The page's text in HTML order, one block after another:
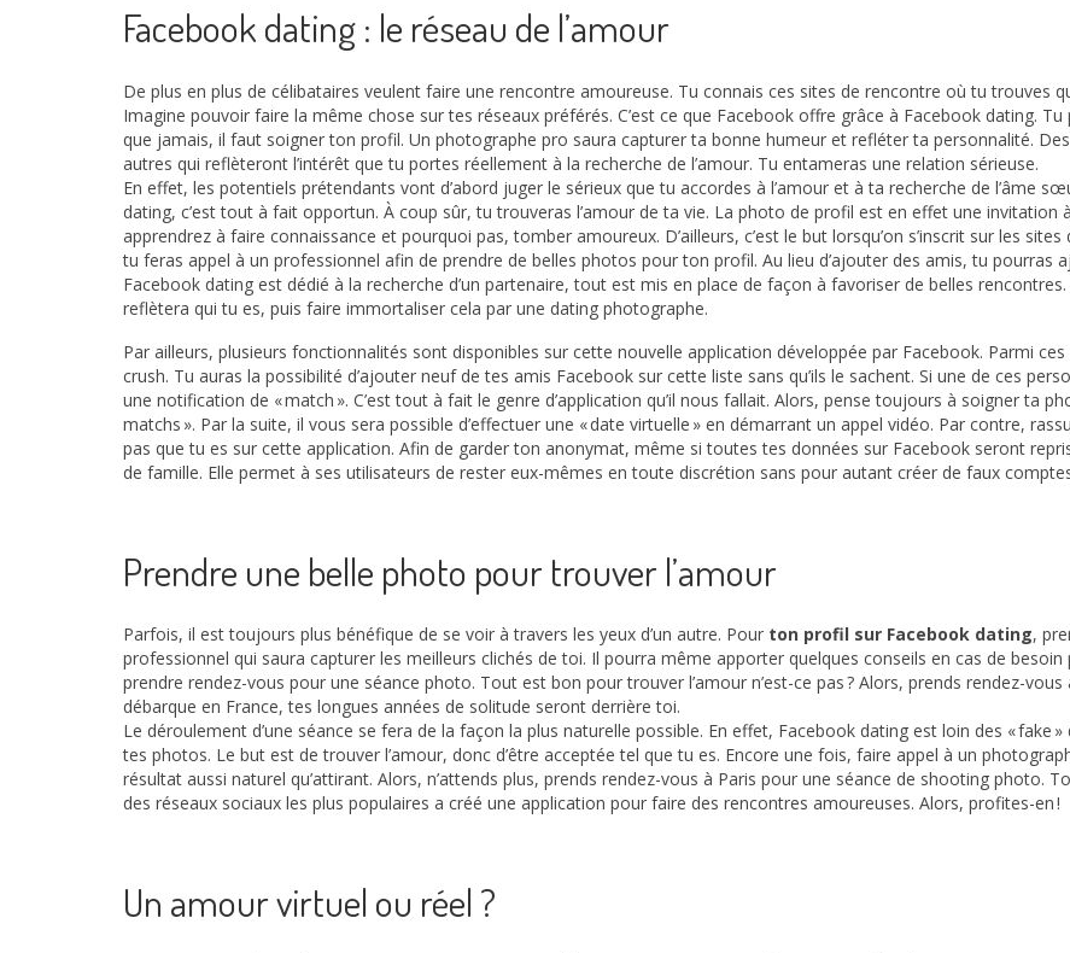
Facebook dating : le réseau de l’amour
De plus en plus de célibataires veulent faire une rencontre amoureuse. Tu connais ces sites de rencontre où tu trouves
Imagine pouvoir faire la même chose sur tes réseaux préférés. C’est ce que Facebook offre grâce à Facebook dating.
que jamais, il faut soigner ton profil. Un photographe pro saura capturer ta bonne humeur et refléter ta personnalité.
autres qui reflèteront l’intérêt que tu portes réellement à la recherche de l’amour. Tu entameras une relation sérieuse.
En effet, les potentiels prétendants vont d’abord juger le sérieux que tu accordes à l’amour et à ta recherche de l’âme
dating, c’est tout à fait opportun. À coup sûr, tu trouveras l’amour de ta vie. La photo de profil est en effet une invitation
apprendrez à faire connaissance et pourquoi pas, tomber amoureux. D’ailleurs, c’est le but lorsqu’on s’inscrit sur les
tu feras appel à un professionnel afin de prendre de belles photos pour ton profil. Au lieu d’ajouter des amis, tu pourras
Facebook dating est dédié à la recherche d’un partenaire, tout est mis en place de façon à favoriser de belles
reflètera qui tu es, puis faire immortaliser cela par une dating photographe.
Par ailleurs, plusieurs fonctionnalités sont disponibles sur cette nouvelle application développée par Facebook. Parmi
crush. Tu auras la possibilité d’ajouter neuf de tes amis Facebook sur cette liste sans qu’ils le sachent. Si une de ces
une notification de « match ». C’est tout à fait le genre d’application qu’il nous fallait. Alors, pense toujours à soigner ta
matchs ». Par la suite, il vous sera possible d’effectuer une « date virtuelle » en démarrant un appel vidéo. Par contre,
pas que tu es sur cette application. Afin de garder ton anonymat, même si toutes tes données sur Facebook seront
de famille. Elle permet à ses utilisateurs de rester eux-mêmes en toute discrétion sans pour autant créer de faux
Prendre une belle photo pour trouver l’amour
Parfois, il est toujours plus bénéfique de se voir à travers les yeux d’un autre. Pour ton profil sur Facebook dating,
professionnel qui saura capturer les meilleurs clichés de toi. Il pourra même apporter quelques conseils en cas de
prendre rendez-vous pour une séance photo. Tout est bon pour trouver l’amour n’est-ce pas ? Alors, prends rendez-
débarque en France, tes longues années de solitude seront derrière toi.
Le déroulement d’une séance se fera de la façon la plus naturelle possible. En effet, Facebook dating est loin des « fake
tes photos. Le but est de trouver l’amour, donc d’être acceptée tel que tu es. Encore une fois, faire appel à un
résultat aussi naturel qu’attirant. Alors, n’attends plus, prends rendez-vous à Paris pour une séance de shooting photo.
des réseaux sociaux les plus populaires a créé une application pour faire des rencontres amoureuses. Alors, profites-en !
Un amour virtuel ou réel ?